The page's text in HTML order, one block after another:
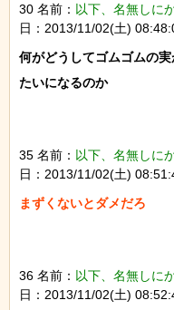
30 名前： 以下、名無しに
日：2013/11/02(土)
何がどうしてゴムゴムの
たいになるのか
35 名前： 以下、名無しに
日：2013/11/02(土)
36 名前： 以下、名無しに
日：2013/11/02(土)